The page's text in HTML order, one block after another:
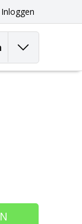
Inloggen